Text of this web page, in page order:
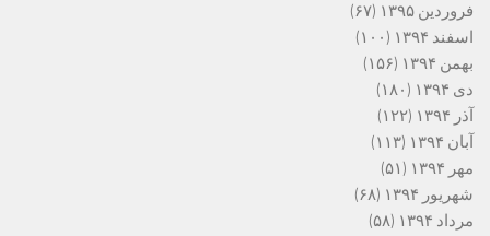
فروردین ۱۳۹۵
(۶۷)
اسفند ۱۳۹۴
(۱۰۰)
بهمن ۱۳۹۴
(۱۵۶)
دی ۱۳۹۴
(۱۸۰)
آذر ۱۳۹۴
(۱۲۲)
آبان ۱۳۹۴
(۱۱۳)
مهر ۱۳۹۴
(۵۱)
شهریور ۱۳۹۴
(۶۸)
مرداد ۱۳۹۴
(۵۸)